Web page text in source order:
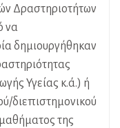
Δραστηριοτήτων
να
δημιουργήθηκαν
Υγείας κ.ά.) ή
διεπιστημονικού
της